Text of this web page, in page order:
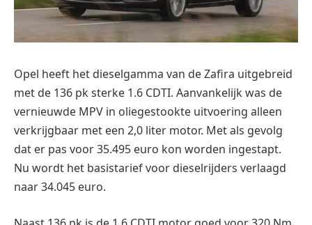
Opel heeft het dieselgamma van de Zafira uitgebreid
met de 136 pk sterke 1.6 CDTI. Aanvankelijk was de
vernieuwde MPV in oliegestookte uitvoering alleen
verkrijgbaar met een 2,0 liter motor. Met als gevolg
dat er pas voor 35.495 euro kon worden ingestapt.
Nu wordt het basistarief voor dieselrijders verlaagd
naar 34.045 euro.